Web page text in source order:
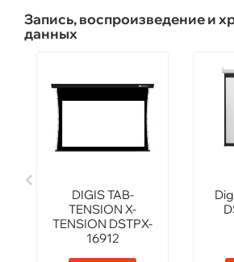
Запись, воспроизведение и
данных
DIGIS TAB-
TENSION X-
TENSION DSTPX-
16912